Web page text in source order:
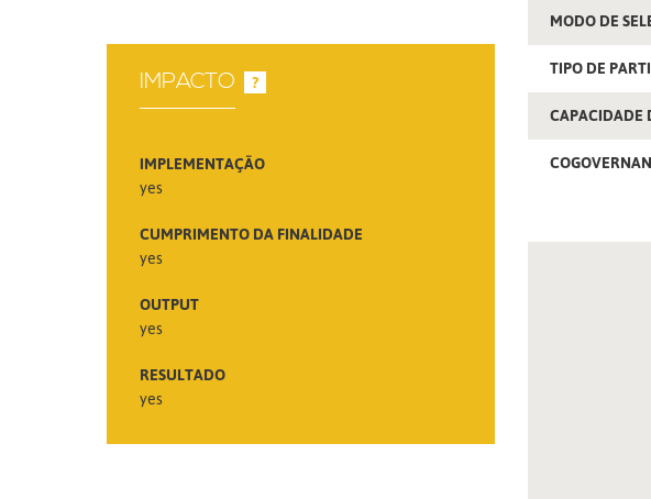
IMPACTO ?
IMPLEMENTAÇÃO
yes
CUMPRIMENTO DA FINALIDADE
yes
OUTPUT
yes
RESULTADO
yes
MODO DE
TIPO DE
CAPACIDADE